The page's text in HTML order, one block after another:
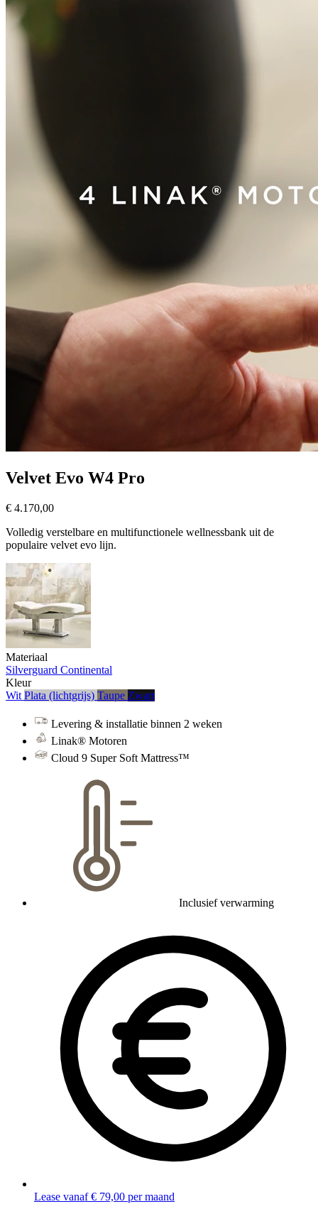
Velvet Evo W4 Pro
€ 4.170,00
Volledig verstelbare en multifunctionele wellnessbank uit de
populaire velvet evo lijn.
Materiaal
Silverguard Continental
Kleur
Wit Plata (lichtgrijs) Taupe Zwart
Levering & installatie binnen 2 weken
Linak® Motoren
Cloud 9 Super Soft Mattress™
Inclusief verwarming
Lease vanaf € 79,00 per maand